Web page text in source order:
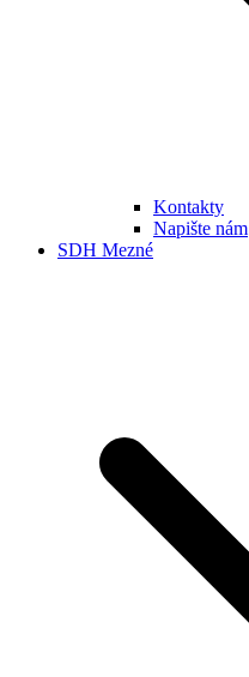
Kontakty
Napište nám
SDH Mezné